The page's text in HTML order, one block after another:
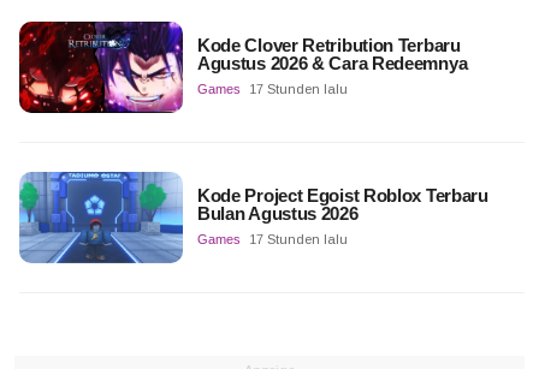
Kode Clover Retribution Terbaru
Agustus 2026 & Cara Redeemnya
Games 17 Stunden lalu
Kode Project Egoist Roblox Terbaru
Bulan Agustus 2026
Games 17 Stunden lalu